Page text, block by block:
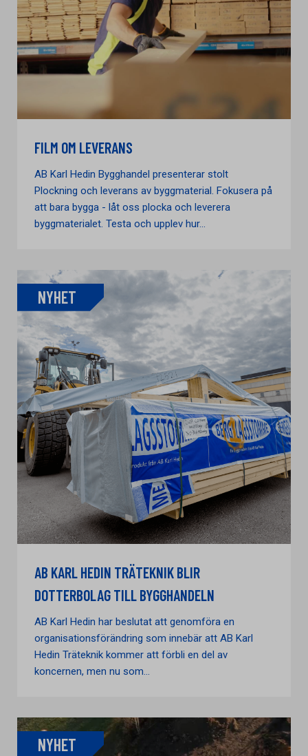
FILM OM LEVERANS
AB Karl Hedin Bygghandel presenterar stolt
Plockning och leverans av byggmaterial. Fokusera på
att bara bygga - låt oss plocka och leverera
byggmaterialet. Testa och upplev hur...
NYHET
AB KARL HEDIN TRÄTEKNIK BLIR
DOTTERBOLAG TILL BYGGHANDELN
AB Karl Hedin har beslutat att genomföra en
organisationsförändring som innebär att AB Karl
Hedin Träteknik kommer att förbli en del av
koncernen, men nu som...
NYHET